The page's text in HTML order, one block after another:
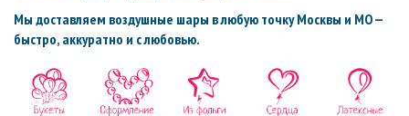
Мы доставляем воздушные шары в любую точку Москвы и МО —
быстро, аккуратно и с любовью.